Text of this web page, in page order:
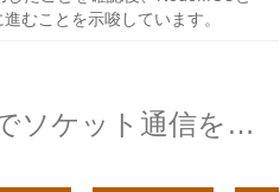
むことを示唆しています。
コンピュータ一台でソケット通信を試す